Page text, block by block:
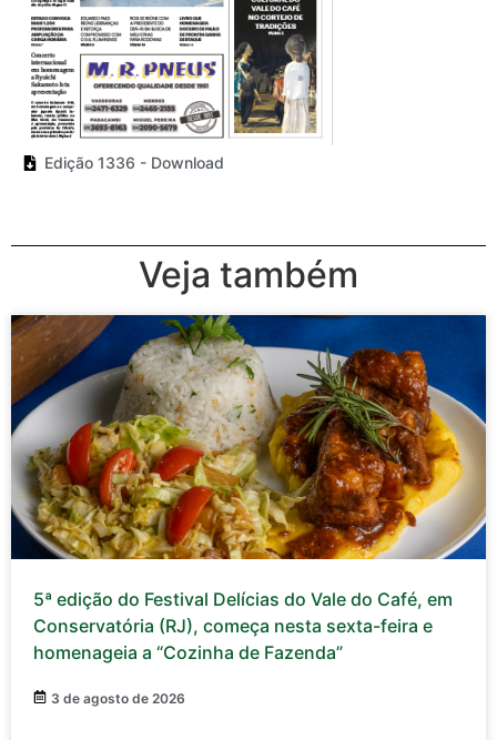
Edição 1336 - Download
Veja também
5ª edição do Festival Delícias do Vale do Café, em
Conservatória (RJ), começa nesta sexta-feira e
homenageia a “Cozinha de Fazenda”
3 de agosto de 2026